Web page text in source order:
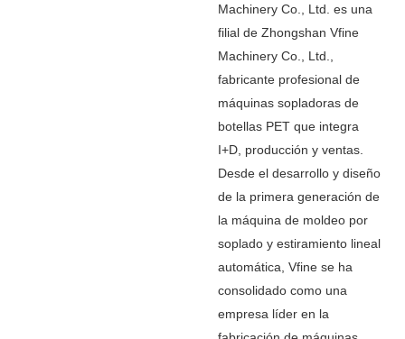
Machinery Co., Ltd. es una
filial de Zhongshan Vfine
Machinery Co., Ltd.,
fabricante profesional de
máquinas sopladoras de
botellas PET que integra
I+D, producción y ventas.
Desde el desarrollo y diseño
de la primera generación de
la máquina de moldeo por
soplado y estiramiento lineal
automática, Vfine se ha
consolidado como una
empresa líder en la